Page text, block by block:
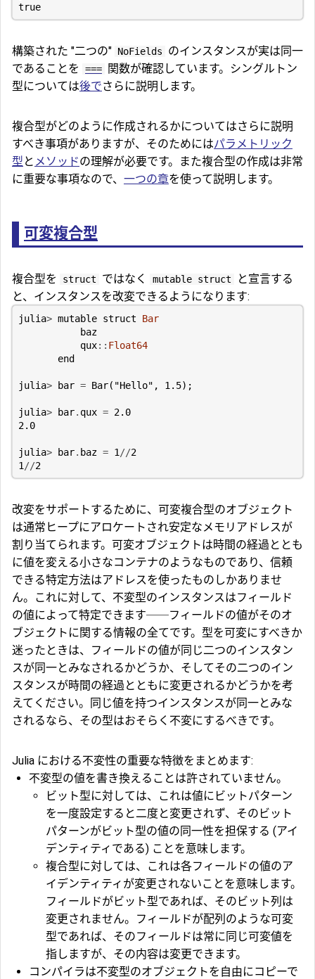
true
構築された "二つの" NoFields
のインスタンスが実は同一
であることを
===
関数が確認しています。シングルトン
型については後でさらに説明します。
複合型がどのように作成されるかについてはさらに説明
すべき事項がありますが、そのためにはパラメトリック
型 と メソッドの理解が必要です。また複合型の作成は非常
に重要な事項なので、 一つの章を使って説明します。
可変複合型
複合型を struct ではなく mutable struct
と宣言する
と、インスタンスを改変できるようになります:
julia> mutable struct
Bar
baz
qux:: Float64
end
julia> bar = Bar( "Hello" , 1.5);
julia> bar. qux = 2.0
2.0
julia> bar. baz = 1 //2
1 //2
改変をサポートするために、可変複合型のオブジェクト
は通常ヒープにアロケートされ安定なメモリアドレスが
割り当てられます。可変オブジェクトは時間の経過ととも
に値を変える小さなコンテナのようなものであり、信頼
できる特定方法はアドレスを使ったものしかありませ
ん。これに対して、不変型のインスタンスはフィールド
の値によって特定できます──フィールドの値がそのオ
ブジェクトに関する情報の全てです。型を可変にすべきか
迷ったときは、フィールドの値が同じ二つのインスタン
スが同一とみなされるかどうか、そしてその二つのイン
スタンスが時間の経過とともに変更されるかどうかを考
えてください。同じ値を持つインスタンスが同一とみな
されるなら、その型はおそらく不変にするべきです。
Julia における不変性の重要な特徴をまとめます:
不変型の値を書き換えることは許されていません。
ビット型に対しては、これは値にビットパターン
を一度設定すると二度と変更されず、そのビット
パターンがビット型の値の同一性を担保する (アイ
デンティティである) ことを意味します。
複合型に対しては、これは各フィールドの値のア
イデンティティが変更されないことを意味します。
フィールドがビット型であれば、そのビット列は
変更されません。フィールドが配列のような可変
型であれば、そのフィールドは常に同じ可変値を
指しますが、その内容は変更できます。
コンパイラは不変型のオブジェクトを自由にコピーで